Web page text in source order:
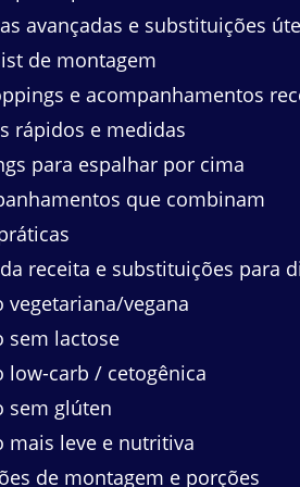
avançadas e substituições
de montagem
e acompanhamentos
rápidos e medidas
para espalhar por cima
que combinam
receita e substituições para
vegetariana/vegana
sem lactose
low-carb / cetogênica
sem glúten
mais leve e nutritiva
de montagem e porções